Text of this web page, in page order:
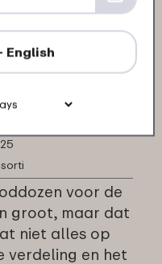
★
★
voor de
groot, maar dat
niet alles op
verdeling en het
English